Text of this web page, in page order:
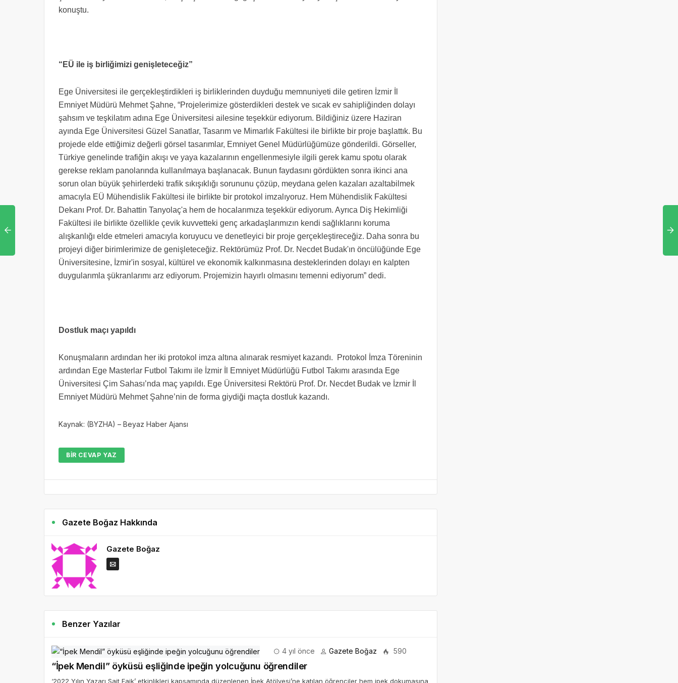
konuştu.
“EÜ ile iş birliğimizi genişleteceğiz”
Ege Üniversitesi ile gerçekleştirdikleri iş birliklerinden duyduğu memnuniyeti dile getiren İzmir İl
Emniyet Müdürü Mehmet Şahne, “Projelerimize gösterdikleri destek ve sıcak ev sahipliğinden dolayı
şahsım ve teşkilatım adına Ege Üniversitesi ailesine teşekkür ediyorum. Bildiğiniz üzere Haziran
ayında Ege Üniversitesi Güzel Sanatlar, Tasarım ve Mimarlık Fakültesi ile birlikte bir proje başlattık. Bu
projede elde ettiğimiz değerli görsel tasarımlar, Emniyet Genel Müdürlüğümüze gönderildi. Görseller,
Türkiye genelinde trafiğin akışı ve yaya kazalarının engellenmesiyle ilgili gerek kamu spotu olarak
gerekse reklam panolarında kullanılmaya başlanacak. Bunun faydasını gördükten sonra ikinci ana
sorun olan büyük şehirlerdeki trafik sıkışıklığı sorununu çözüp, meydana gelen kazaları azaltabilmek
amacıyla EÜ Mühendislik Fakültesi ile birlikte bir protokol imzalıyoruz. Hem Mühendislik Fakültesi
Dekanı Prof. Dr. Bahattin Tanyolaç'a hem de hocalarımıza teşekkür ediyorum. Ayrıca Diş Hekimliği
Fakültesi ile birlikte özellikle çevik kuvvetteki genç arkadaşlarımızın kendi sağlıklarını koruma
alışkanlığı elde etmeleri amacıyla koruyucu ve denetleyici bir proje gerçekleştireceğiz. Daha sonra bu
projeyi diğer birimlerimize de genişleteceğiz. Rektörümüz Prof. Dr. Necdet Budak'ın öncülüğünde Ege
Üniversitesine, İzmir'in sosyal, kültürel ve ekonomik kalkınmasına desteklerinden dolayı en kalpten
duygularımla şükranlarımı arz ediyorum. Projemizin hayırlı olmasını temenni ediyorum” dedi.
Dostluk maçı yapıldı
Konuşmaların ardından her iki protokol imza altına alınarak resmiyet kazandı. Protokol İmza Töreninin
ardından Ege Masterlar Futbol Takımı ile İzmir İl Emniyet Müdürlüğü Futbol Takımı arasında Ege
Üniversitesi Çim Sahası’nda maç yapıldı. Ege Üniversitesi Rektörü Prof. Dr. Necdet Budak ve İzmir İl
Emniyet Müdürü Mehmet Şahne’nin de forma giydiği maçta dostluk kazandı.
Kaynak: (BYZHA) – Beyaz Haber Ajansı
BIR CEVAP YAZ
Gazete Boğaz Hakkında
Gazete Boğaz
Benzer Yazılar
4 yıl önce Gazete Boğaz 590
“İpek Mendil” öyküsü eşliğinde ipeğin yolcuğunu öğrendiler
‘2022 Yılın Yazarı Sait Faik’ etkinlikleri kapsamında düzenlenen İpek Atölyesi’ne katılan öğrenciler hem ipek dokumasına